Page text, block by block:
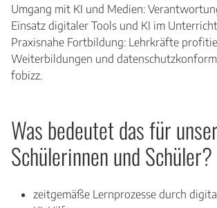
Umgang mit KI und Medien:
Einsatz digitaler Tools und KI im
Praxisnahe Fortbildung: Lehrkräfte
Weiterbildungen und
fobizz.
Was bedeutet das für
Schülerinnen und Schüler?
zeitgemäße Lernprozesse durch